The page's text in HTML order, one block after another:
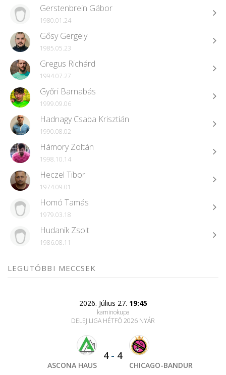
Gerstenbrein Gábor
1980.01.24
Gősy Gergely
1985.05.23
Gregus Richárd
1994.07.27
Győri Barnabás
1999.09.06
Hadnagy Csaba Krisztián
1990.08.02
Hámory Zoltán
1998.10.14
Heczel Tibor
1974.09.01
Homó Tamás
1979.03.18
Hudanik Zsolt
1986.08.11
LEGUTÓBBI MECCSEK
2026. Július 27. 19:45
kaminokupa
DELEJ LIGA HÉTFŐ 2026 NYÁR
ASCONA HAUS
4- 4
CHICAGO-BANDUR